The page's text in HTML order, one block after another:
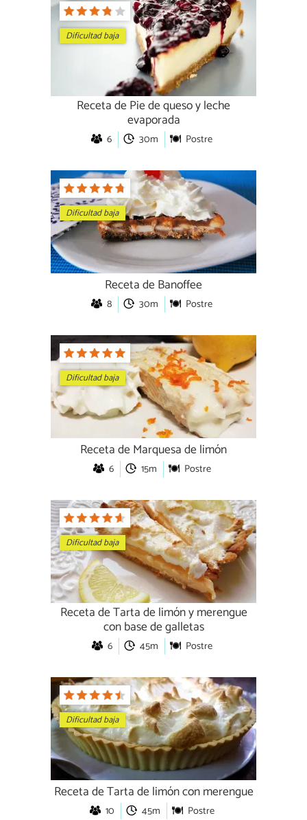
Dificultad baja
Receta de Pie de queso y leche
evaporada
6 30m Postre
Dificultad baja
Receta de Banoffee
8 30m Postre
Dificultad baja
Receta de Marquesa de limón
6 15m Postre
Dificultad baja
Receta de Tarta de limón y merengue
con base de galletas
6 45m Postre
Dificultad baja
Receta de Tarta de limón con merengue
10 45m Postre